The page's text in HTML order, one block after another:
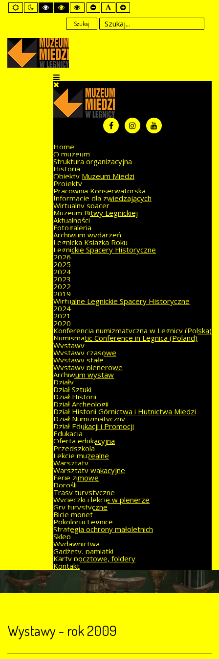
Default
mode
Night
mode
High
Contrast
mode
High
Contrast
Black
Yellow
mode
High
Contrast
Yellow
Black
mode
Set
Smaller
Font
Set
Default
Font
Set
Larger
Font
Szukaj
Home
O muzeum
Struktura organizacyjna
Historia
Obiekty Muzeum Miedzi
Projekty
Pracownia Konserwatorska
Informacje dla zwiedzających
Wirtualny spacer
Muzeum Bitwy Legnickiej
Aktualności
Fotogaleria
Archiwum wydarzeń
Legnicka Książka Roku
Legnickie Spacery Historyczne
2026
2025
2024
2023
2022
2019
Wirtualne Legnickie Spacery Historyczne
2024
2021
2020
Konferencja numizmatyczna w Legnicy (Polska)
Numismatic Conference in Legnica (Poland)
Wystawy
Wystawy czasowe
Wystawy stałe
Wystawy plenerowe
Archiwum wystaw
Działy
Dział Sztuki
Dział Historii
Dział Archeologii
Dział Historii Górnictwa i Hutnictwa Miedzi
Dział Numizmatyczny
Dział Edukacji i Promocji
Edukacja
Oferta edukacyjna
Przedszkola
Lekcje muzealne
Warsztaty
Warsztaty wakacyjne
Ferie zimowe
Dorośli
Trasy turystyczne
Wycieczki i lekcje w plenerze
Gry turystyczne
Bicie monet
Pokoloruj Legnicę
Strategia ochrony małoletnich
Sklep
Wydawnictwa
Gadżety, pamiątki
Karty pocztowe, foldery
Kontakt
Wystawy - rok 2009